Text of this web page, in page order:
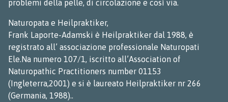
problemi della pelle, di circolazione e così via.
Naturopata e Heilpraktiker,
Frank Laporte-Adamski è Heilpraktiker dal 1988, è
registrato all’ associazione professionale Naturopati
Ele.Na numero 107/1, iscritto all’Association of
Naturopathic Practitioners number 01153
(Ingleterra,2001) e si è laureato Heilpraktiker nr 266
(Germania, 1988)..